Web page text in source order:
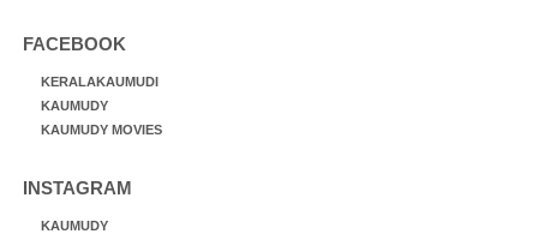
FACEBOOK
KERALAKAUMUDI
KAUMUDY
KAUMUDY MOVIES
INSTAGRAM
KAUMUDY